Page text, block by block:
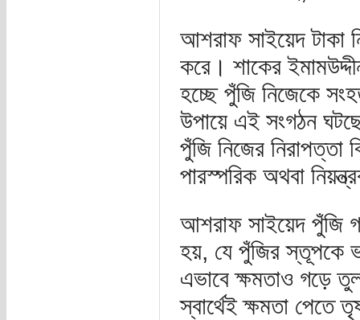
আশরাফ সাইয়েদ টাকা
করে। শাকের
হচ্ছে পুঁজি নিজেকে
উপায়ে এই সংগঠন
পুঁজি নিজের নিরাপত্তা
পারস্পরিক অথবা
আশরাফ সাইয়েদ পুঁজি
হয়, যে পুঁজির স্তূপকে
এভাবে ক্ষমতাও গড়ে
স্বার্থেই ক্ষমতা পেতে